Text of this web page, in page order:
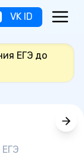
VK ID
ЕГЭ до